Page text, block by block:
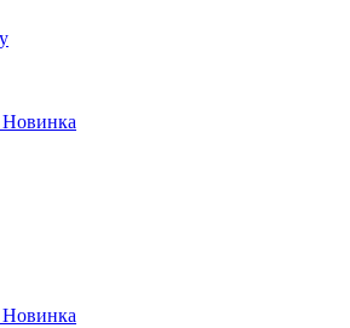
Новинка
Новинка